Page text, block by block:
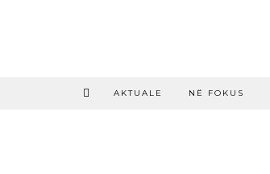
AKTUALE NË FOKUS